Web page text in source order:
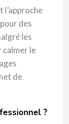
l’approche
des
les
le
de
?